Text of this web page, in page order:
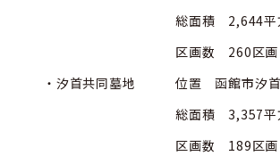
総面積 2,644平方メ
区画数 260区画
・汐首共同墓地 位置 函館市汐首
総面積 3,357平方メ
区画数 189区画